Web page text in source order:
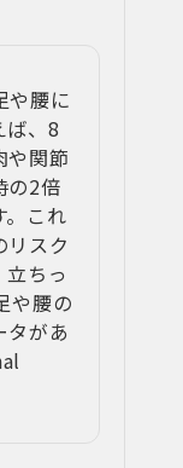
や腰に
ば、8
や関節
の2倍
。これ
リスク
ちっ
や腰の
タがあ